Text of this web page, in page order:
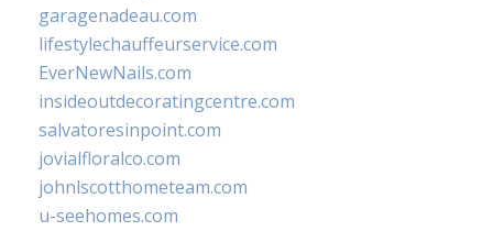
garagenadeau.com
lifestylechauffeurservice.com
EverNewNails.com
insideoutdecoratingcentre.com
salvatoresinpoint.com
jovialfloralco.com
johnlscotthometeam.com
u-seehomes.com